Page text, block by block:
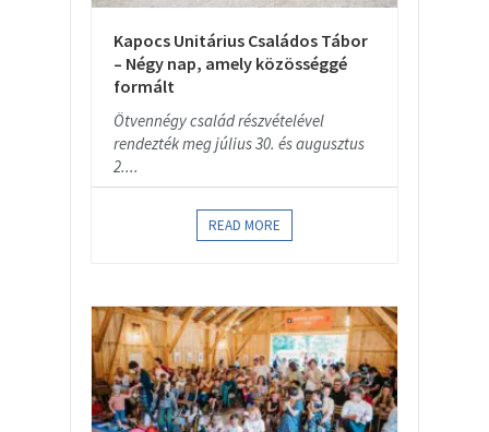
Kapocs Unitárius Családos Tábor
– Négy nap, amely közösséggé
formált
Ötvennégy család részvételével
rendezték meg július 30. és augusztus
2....
READ MORE